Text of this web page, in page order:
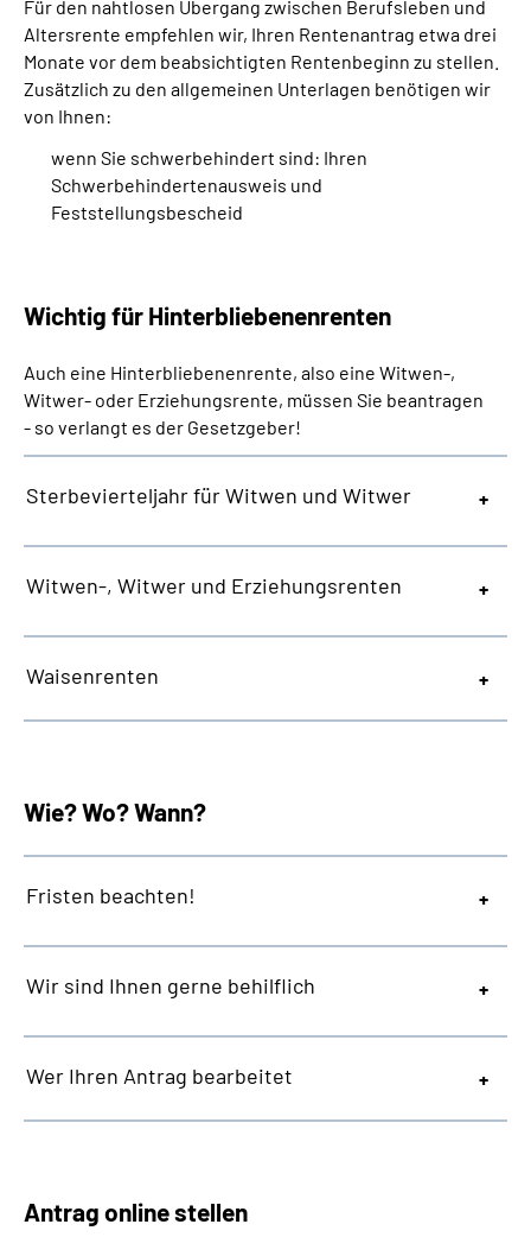
Für den nahtlosen Übergang zwischen Berufsleben und
Altersrente empfehlen wir, Ihren Rentenantrag etwa drei
Monate vor dem beabsichtigten Rentenbeginn zu stellen.
Zusätzlich zu den allgemeinen Unterlagen benötigen wir
von Ihnen:
wenn Sie schwerbehindert sind: Ihren
Schwerbehindertenausweis und
Feststellungsbescheid
Wichtig für Hinterbliebenenrenten
Auch eine Hinterbliebenenrente, also eine Witwen-,
Witwer- oder Erziehungsrente, müssen Sie beantragen
- so verlangt es der Gesetzgeber!
Sterbevierteljahr für Witwen und Witwer
Witwen-, Witwer und Erziehungsrenten
Waisenrenten
Wie? Wo? Wann?
Fristen beachten!
Wir sind Ihnen gerne behilflich
Wer Ihren Antrag bearbeitet
Antrag online stellen